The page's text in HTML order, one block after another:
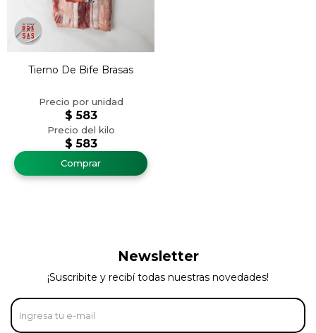
Tierno De Bife Brasas
$ 583
$ 583
Newsletter
¡Suscribite y recibí todas nuestras novedades!